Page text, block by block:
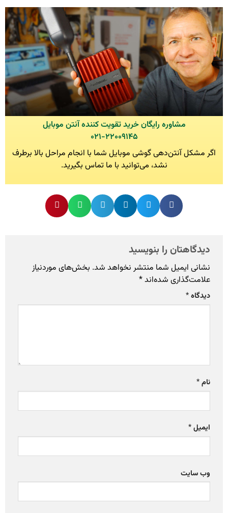
مشاوره رایگان خرید تقویت کننده آنتن موبایل
۰۲۱-۲۲۰۰۹۱۴۵
اگر مشکل آنتن‌دهی گوشی موبایل شما با انجام مراحل بالا برطرف
نشد، می‌توانید با ما تماس بگیرید.
دیدگاهتان را بنویسید
نشانی ایمیل شما منتشر نخواهد شد. بخش‌های موردنیاز
علامت‌گذاری شده‌اند*
دیدگاه*
نام*
ایمیل*
وب‌ سایت